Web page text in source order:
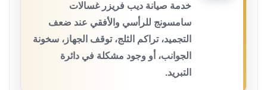
خدمة صيانة ديب فريزر غسالات
سامسونج للرأسي والأفقي عند ضعف
التجميد، تراكم الثلج، توقف الجهاز، سخونة
الجوانب، أو وجود مشكلة في دائرة
التبريد.